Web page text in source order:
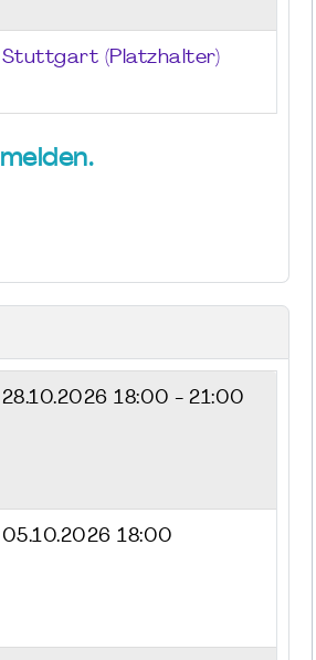
Stuttgart (Platzhalter)
28.10.202618:00 - 21:00
05.10.2026 18:00